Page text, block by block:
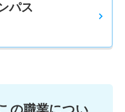
パス